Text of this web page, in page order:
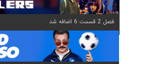
فصل 2 قسمت 6 اضافه شد